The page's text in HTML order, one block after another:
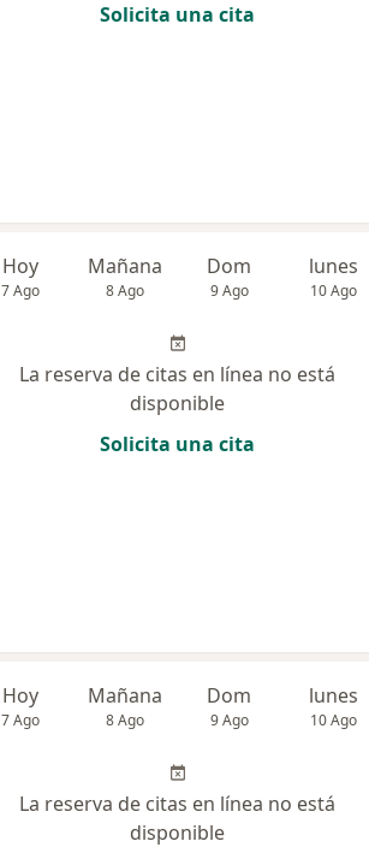
Solicita una cita
Hoy
7 Ago
Mañana
8 Ago
Dom
9 Ago
lunes
10 Ago
La reserva de citas en línea no está
disponible
Solicita una cita
Hoy
7 Ago
Mañana
8 Ago
Dom
9 Ago
lunes
10 Ago
La reserva de citas en línea no está
disponible